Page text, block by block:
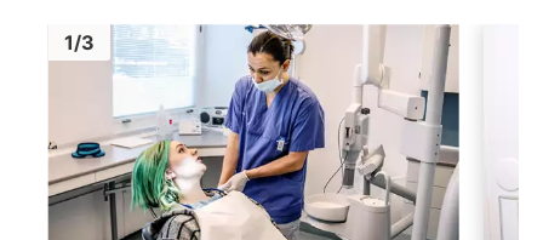
Bild 1
1/3
Visa
Visa föregående bild